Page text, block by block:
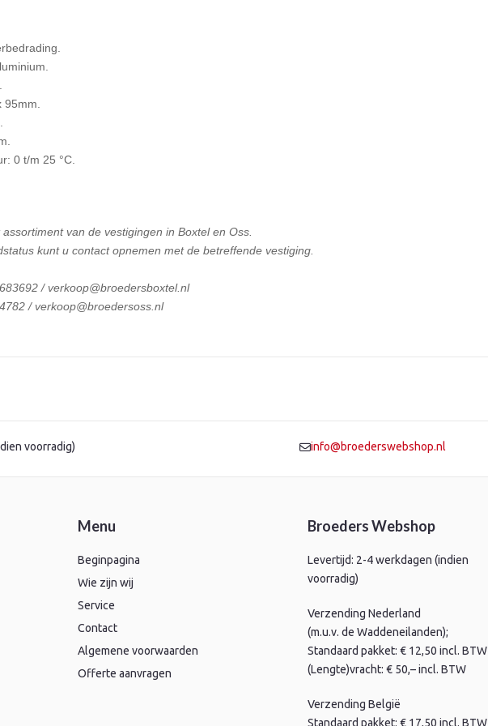
0 t/m 25 °C.
van de vestigingen in Boxtel en Oss.
kunt u contact opnemen met de betreffende vestiging.
/ verkoop@broedersboxtel.nl
/ verkoop@broedersoss.nl
voorradig) info@broederswebshop.nl
Menu
Beginpagina
Wie zijn wij
Service
Contact
Algemene voorwaarden
Offerte aanvragen
Broeders Webshop
Levertijd: 2-4 werkdagen (indien
voorradig)
Verzending Nederland
(m.u.v. de Waddeneilanden);
Standaard pakket: € 12,50 incl. BTW
(Lengte)vracht: € 50,– incl. BTW
Verzending België
Standaard pakket: € 17,50 incl. BTW